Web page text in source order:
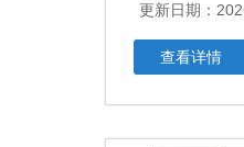
更新日期：
查看详情